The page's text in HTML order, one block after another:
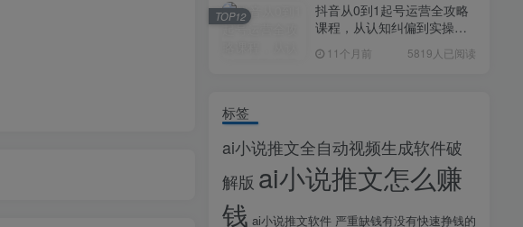
抖音从0到1起号运营全攻略
课程，从认知纠偏到实操落
11个月前 5819人已阅读
TOP12
标签
ai小说推文全自动视频生成软件破
解版 ai小说推文怎么赚
钱 ai小说推文软件 严重缺钱有没有快速挣钱的